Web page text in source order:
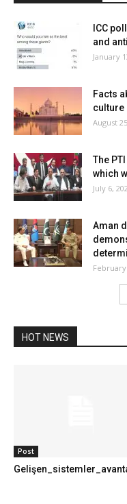
ICC
and
January
Facts
culture
August
The
which
July 6,
Aman
February
HOT NEWS
Post